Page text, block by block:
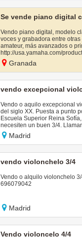
Se vende piano digital
Vendo piano digital, modelo
voces y grabadora entre
amateur, más avanzados o
http://usa.yamaha.com/
Granada
vendo excepcional
Vendo o aquilo excepcional
del siglo XX. Puesta a punto
Escuela Superior Reina
necesiten un buen 3/4.
Madrid
vendo violonchelo 3/4
Vendo o alquilo violonchelo
696079042
Madrid
Vendo violoncelo 4/4